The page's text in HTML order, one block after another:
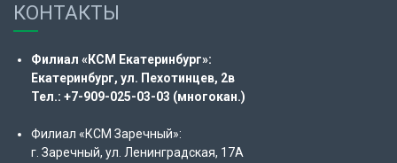
КОНТАКТЫ
Филиал «КСМ Екатеринбург»:
Екатеринбург, ул. Пехотинцев, 2в
Тел.: +7-909-025-03-03 (многокан.)
Филиал «КСМ Заречный»:
г. Заречный, ул. Ленинградская, 17А